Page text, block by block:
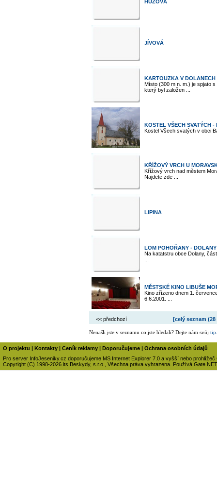
HUZOVÁ
JÍVOVÁ
KARTOUZKA V DOLANECH
Místo (300 m n. m.) je spjato
který byl založen ...
KOSTEL VŠECH SVATÝCH -
Kostel Všech svatých v obci
KŘÍŽOVÝ VRCH U
Křížový vrch nad městem
Najdete zde ...
LIPINA
LOM POHOŘANY - DOLANY
Na katatstru obce Dolany,
MĚSTSKÉ KINO LIBUŠE
Kino zřízeno dnem 1.
6.6.2001. ...
<< předchozí [celý seznam (28
Nenašli jste v seznamu co jste hledali? Dejte nám svůj tip
O projektu | Kontakty | Ceník reklamy | Doporučujeme | Ochrana osobních údajů
Pro server InfoJeseniky.cz doporučujeme MS Internet Explorer 7.0 a vyšší nebo prohlížeč
Copyright (C) 1998-2026 its Beskydy, s.r.o., Všechna práva vyhrazena. Používá